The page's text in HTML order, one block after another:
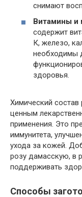
снимают
Витамины и
содержит
К, железо,
необходимы
здоровья.
Химический состав
ценным
применения. Это
иммунитета,
ухода за кожей.
розу дамасскую, в
поддерживать
Способы